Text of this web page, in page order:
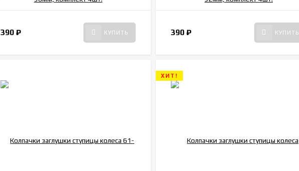
390 ₽ КУПИТЬ 390₽ КУПИТЬ
ХИТ!